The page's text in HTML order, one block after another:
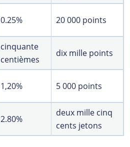
0.25% 20 000 points
cinquante
centièmes
dix mille points
1,20% 5 000 points
2.80%
deux mille cinq
cents jetons